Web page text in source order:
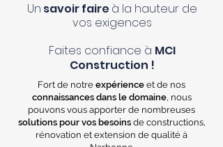
Un savoir faire à la hauteur de
vos exigences
Faites confiance à MCI
Construction !
Fort de notre expérience et de nos
connaissances dans le domaine, nous
pouvons vous apporter de nombreuses
solutions pour vos besoinsde constructions,
rénovation et extension de qualité à